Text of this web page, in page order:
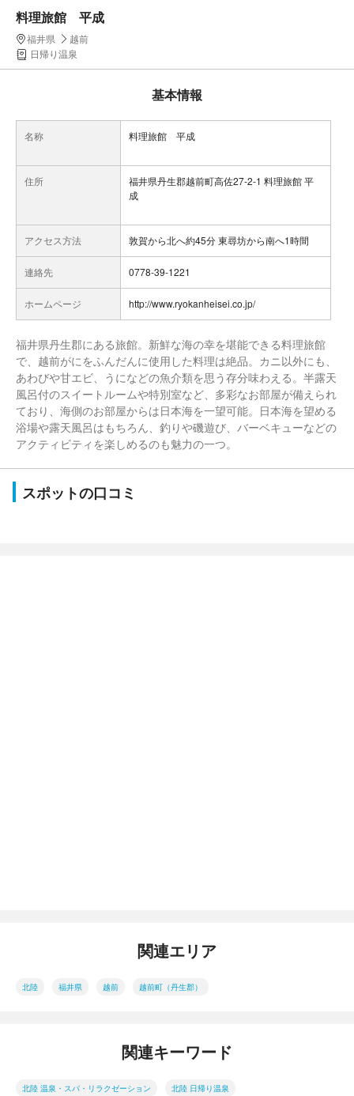
料理旅館 平成
福井県
越前
日帰り温泉
基本情報
名称 料理旅館 平成
住所
福井県丹生郡越前町高佐27-2-1 料理旅館 平
成
アクセス方法 敦賀から北へ約45分 東尋坊から南へ1時間
連絡先 0778-39-1221
ホームページ http://www.ryokanheisei.co.jp/
福井県丹生郡にある旅館。新鮮な海の幸を堪能できる料理旅館
で、越前がにをふんだんに使用した料理は絶品。カニ以外にも、
あわびや甘エビ、うになどの魚介類を思う存分味わえる。半露天
風呂付のスイートルームや特別室など、多彩なお部屋が備えられ
ており、海側のお部屋からは日本海を一望可能。日本海を望める
浴場や露天風呂はもちろん、釣りや磯遊び、バーベキューなどの
アクティビティを楽しめるのも魅力の一つ。
スポットの口コミ
関連エリア
北陸 福井県 越前 越前町（丹生郡）
関連キーワード
北陸 温泉・スパ・リラクゼーション 北陸 日帰り温泉